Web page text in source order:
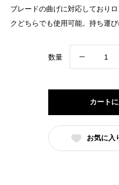
格
は
¥134,200
で
価
格
は
¥121,000
す。
ブレードの曲げに対応しており
クどちらでも使用可能。持ち運
数量
シ
ャ
ー
カート
お気に入